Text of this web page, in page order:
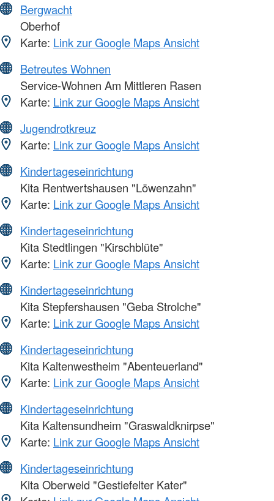
Bergwacht
Oberhof
Karte: Link zur Google Maps Ansicht
Betreutes Wohnen
Service-Wohnen Am Mittleren Rasen
Karte: Link zur Google Maps Ansicht
Jugendrotkreuz
Karte: Link zur Google Maps Ansicht
Kindertageseinrichtung
Kita Rentwertshausen "Löwenzahn"
Karte: Link zur Google Maps Ansicht
Kindertageseinrichtung
Kita Stedtlingen "Kirschblüte"
Karte: Link zur Google Maps Ansicht
Kindertageseinrichtung
Kita Stepfershausen "Geba Strolche"
Karte: Link zur Google Maps Ansicht
Kindertageseinrichtung
Kita Kaltenwestheim "Abenteuerland"
Karte: Link zur Google Maps Ansicht
Kindertageseinrichtung
Kita Kaltensundheim "Graswaldknirpse"
Karte: Link zur Google Maps Ansicht
Kindertageseinrichtung
Kita Oberweid "Gestiefelter Kater"